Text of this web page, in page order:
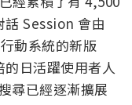
話 Session 會由
動系統的新版
日活躍使用者人
尋已經逐漸擴展